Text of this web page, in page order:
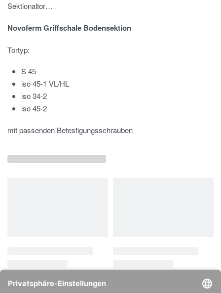
Sektionaltor…
Novoferm Griffschale Bodensektion
Tortyp:
S 45
iso 45-1 VL/HL
iso 34-2
iso 45-2
mit passenden Befestigungsschrauben